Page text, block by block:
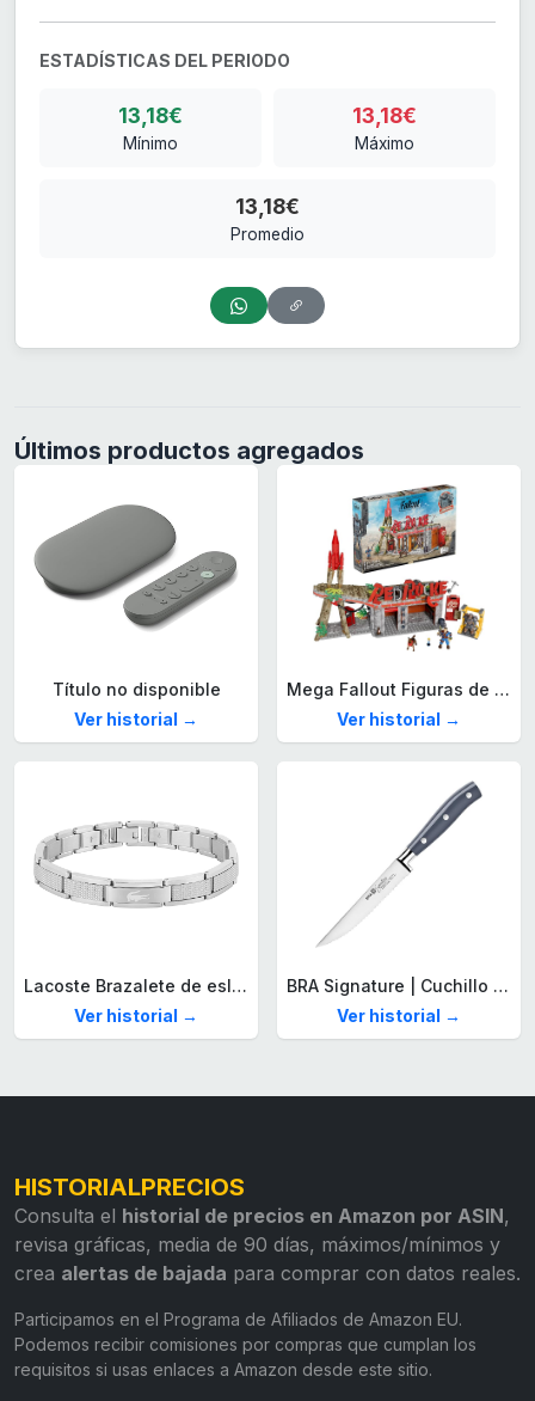
ESTADÍSTICAS DEL PERIODO
13,18€
Mínimo
13,18€
Máximo
13,18€
Promedio
Últimos productos agregados
Título no disponible
Ver historial →
Mega Fallout Figuras de acción y Juguetes de construcción, Parada de Camiones Red Rocket con 824 Piezas, 2 Personajes articulados y Accesorios, para coleccionistas, HXT00
Ver historial →
Lacoste Brazalete de eslabón para Hombre Colección STENCIL de Acero inoxidable
Ver historial →
BRA Signature | Cuchillo tomatero 120 mm, Acero Inoxidable alemán forjado con Molibdeno Vanadio, Mango Remachado ABS, Diseño Ergonómico, Hoja 1,6 mm espesor
Ver historial →
HISTORIALPRECIOS
Consulta el historial de precios en Amazon por ASIN,
revisa gráficas, media de 90 días, máximos/mínimos y
crea alertas de bajada para comprar con datos reales.
Participamos en el Programa de Afiliados de Amazon EU.
Podemos recibir comisiones por compras que cumplan los
requisitos si usas enlaces a Amazon desde este sitio.